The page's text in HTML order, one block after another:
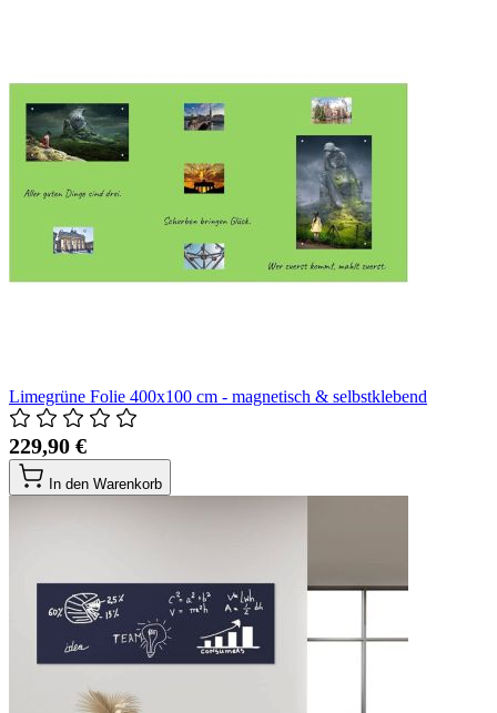
Limegrüne Folie 400x100 cm - magnetisch & selbstklebend
229,90 €
In den Warenkorb